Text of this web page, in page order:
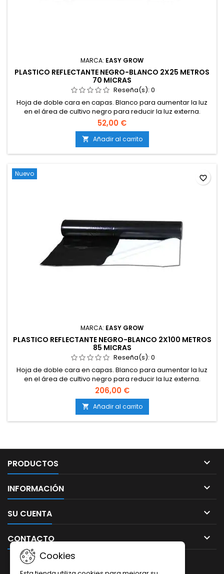
MARCA: EASY GROW
PLASTICO REFLECTANTE NEGRO-BLANCO 2X25 METROS
70 MICRAS
Reseña(s): 0
Hoja de doble cara en capas. Blanco para aumentar la luz
en el área de cultivo negro para reducir la luz externa.
52,00 €
 Añadir al carrito
Nuevo
MARCA: EASY GROW
PLASTICO REFLECTANTE NEGRO-BLANCO 2X100 METROS
85 MICRAS
Reseña(s): 0
Hoja de doble cara en capas. Blanco para aumentar la luz
en el área de cultivo negro para reducir la luz externa.
206,00 €
 Añadir al carrito
favorite_border
PRODUCTOS 
INFORMACIÓN 
SU CUENTA 
CONTACTO 
Cookies